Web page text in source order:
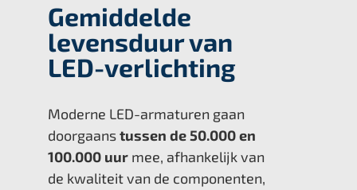
Gemiddelde
levensduur van
LED-verlichting
Moderne LED-armaturen gaan
doorgaanstussen de 50.000 en
100.000 uur mee, afhankelijk van
de kwaliteit van de componenten,